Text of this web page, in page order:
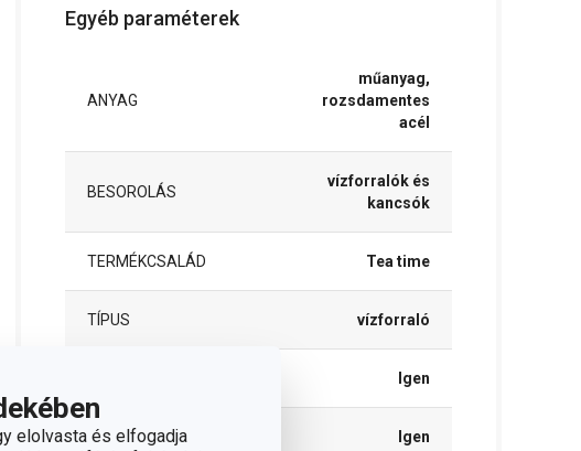
elolvasta és elfogadja
Egyéb paraméterek
ANYAG
műanyag,
rozsdamentes
acél
BESOROLÁS
vízforralók és
kancsók
TERMÉKCSALÁD Tea time
TÍPUS vízforraló
Igen
GÁZFŰTÉS Igen